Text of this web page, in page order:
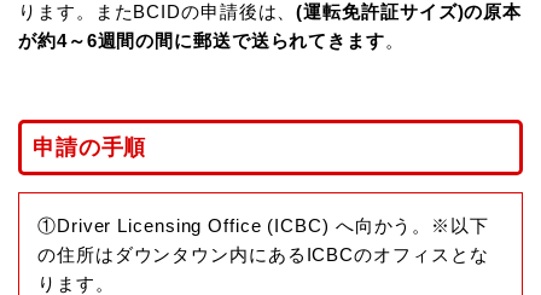
ります。またBCIDの申請後は、(運転免許証サイズ)の原本
が約4～6週間の間に郵送で送られてきます。
申請の手順
①Driver Licensing Office (ICBC) へ向かう。※以下
の住所はダウンタウン内にあるICBCのオフィスとな
ります。